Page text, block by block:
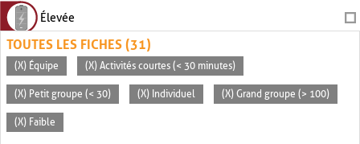
Élevée
TOUTES LES FICHES (31)
(X) Équipe (X) Activités courtes (< 30 minutes)
(X) Petit groupe (< 30) (X) Individuel (X) Grand groupe (> 100)
(X) Faible